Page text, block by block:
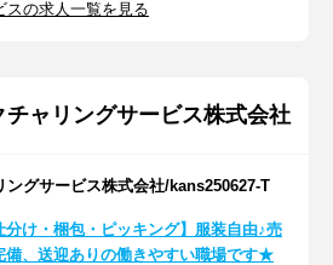
スの求人一覧を見る
チャリングサービス株式会社
ングサービス株式会社/kans250627-T
分け・梱包・ピッキング】服装自由♪売
備、送迎ありの働きやすい職場です★